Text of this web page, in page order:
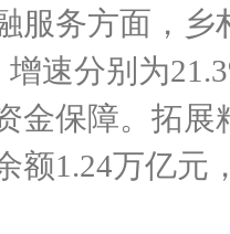
务方面，乡
增速分别为
金保障。拓
额1.24万亿元